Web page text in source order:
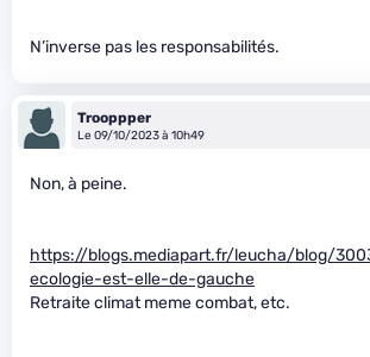
N’inverse pas les responsabilités.
Trooppper
Le 09/10/2023 à 10h49
Non, à peine.
https://blogs.mediapart.fr/leucha/blog/
ecologie-est-elle-de-gauche
Retraite climat meme combat, etc.